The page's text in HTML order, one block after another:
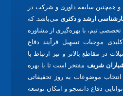
و همچنین سابقه داوری و شرکت در
کارشناسی ارشد و دکتری می‌باشد. که
تخصصی تیم، با بهره‌گیری از مشاوره
موجبات تسهیل فرآیند دفاع
در مقاطع بالاتر و نیز ارتباط با
شریف مفتخر است تا با بهره
موضوعات به روز تحقیقاتی
دفاع دانشجو و امکان توسعه